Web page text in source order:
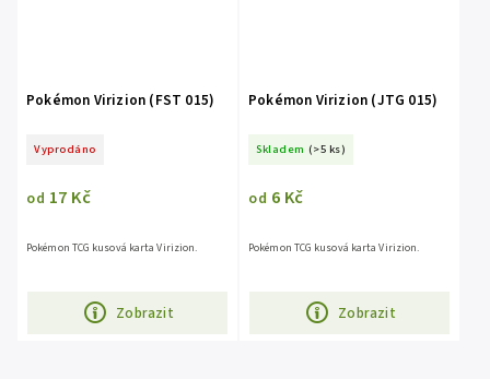
Pokémon Virizion (FST 015)
Vyprodáno
od 17 Kč
Zobrazit
Pokémon TCG kusová karta Virizion.
Pokémon Virizion (JTG 015)
Skladem (>5 ks)
od 6 Kč
Zobrazit
Pokémon TCG kusová karta Virizion.